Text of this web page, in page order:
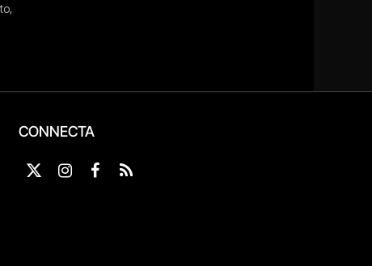
CONNECTA
X
InstagramFacebook
RSS